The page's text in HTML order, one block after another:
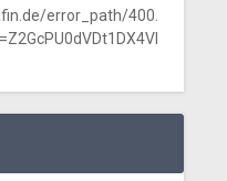
error_path/400.